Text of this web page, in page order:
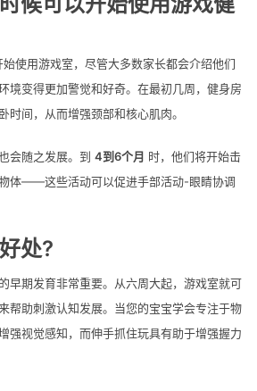
始使用游戏室，尽管大多数家长都会介绍他们
境变得更加警觉和好奇。在最初几周，健身房
时间，从而增强颈部和核心肌肉。
会随之发展。到 4到6个月 时，他们将开始击
体——这些活动可以促进手部活动-眼睛协调
处?
早期发育非常重要。从六周大起，游戏室就可
帮助刺激认知发展。当您的宝宝学会专注于物
强视觉感知，而伸手抓住玩具有助于增强握力